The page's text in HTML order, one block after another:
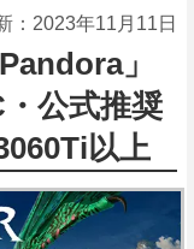
： 2023年11月11日
」
公式推奨
以上